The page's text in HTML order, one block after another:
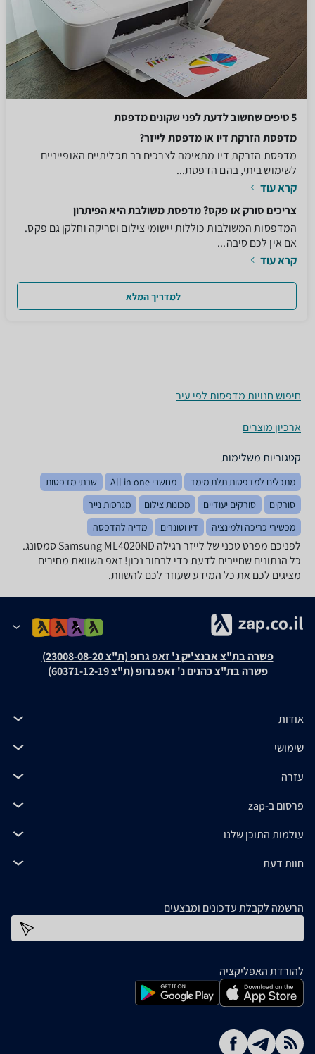
5 טיפים שחשוב לדעת לפני שקונים מדפסת
מדפסת הזרקת דיו או מדפסת לייזר?
מדפסת הזרקת דיו מתאימה לצרכים רב תכליתיים האופייניים
לשימוש ביתי, בהם הדפסת...
קרא עוד
צריכים סורק או פקס? מדפסת משולבת היא הפיתרון
המדפסות המשולבות כוללות יישומי צילום וסריקה וחלקן גם פקס.
אם אין לכם סיבה...
קרא עוד
למדריך המלא
חיפוש חנויות מדפסות לפי עיר
ארכיון מוצרים
קטגוריות משלימות
מתכלים למדפסות תלת מימד מחשבי All in one
שרתי מדפסות
סורקים
סורקים יעודיים מכונות צילום
מגרסות נייר
מכשירי כריכה ולמינציה
דיו וטונרים מדיה להדפסה
לפניכם מפרט טכני של ‏לייזר ‏רגילה Samsung ML4020ND סמסונג.
כל הנתונים שחייבים לדעת כדי לבחור נכון! זאפ השוואת מחירים
מציגים לכם את כל המידע שעוזר לכם להשוות.
פשרה בת"צ אבנצ'יק נ' זאפ גרופ (ת"צ 23008-08-20)
פשרה בת"צ כהנים נ' זאפ גרופ (ת"צ 60371-12-19)
אודות
שימושי
עזרה
פרסום ב-zap
עולמות התוכן שלנו
חוות דעת
הרשמה לקבלת עדכונים ומבצעים
להורדת האפליקציה